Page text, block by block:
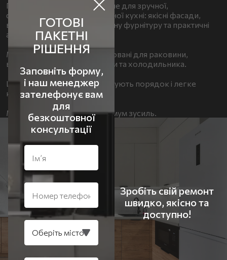
Пакет включає все необхідне для зручної,
функціональної та гармонійної кухні: якісні фасади,
вологостійкі стільниці, надійну фурнітуру та практичні
аксесуари.
Модулі оптимально розташовані для раковини,
варильної поверхні, духовки та холодильника.
Шухляди та полиці забезпечують порядок і легке
користування кухнею.
Максимум результату — мінімум зусиль.
ГОТОВІ
ПАКЕТНІ
РІШЕННЯ
Заповніть форму,
і наш менеджер
зателефонує вам
для
безкоштовної
консультації
Зробіть свій ремонт
швидко, якісно та
доступно!